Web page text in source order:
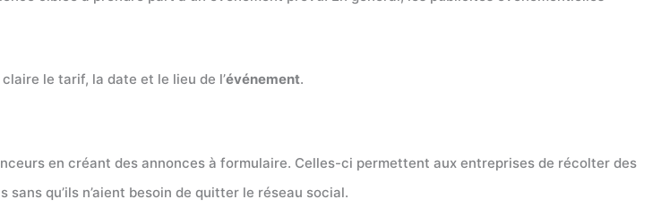
le tarif, la date et le lieu de l’événement.
en créant des annonces à formulaire. Celles-ci permettent aux entreprises de récolter des
qu’ils n’aient besoin de quitter le réseau social.